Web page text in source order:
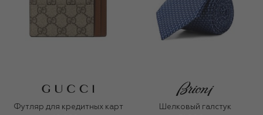
Футляр для кредитных карт
Шелковый галстук